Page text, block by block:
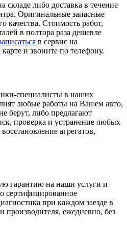
складе либо доставка в течение
Оригинальные запасные
качества. Стоимость работ,
в полтора раза дешевле
в сервис на
и звоните по телефону.
специалисты в наших
любые работы на Вашем авто,
берут, либо предлагают
проверка и устранение любых
агрегатов,
гарантию на наши услуги и
сертифицированное
при каждом заезде в
производителя, ежедневно, без